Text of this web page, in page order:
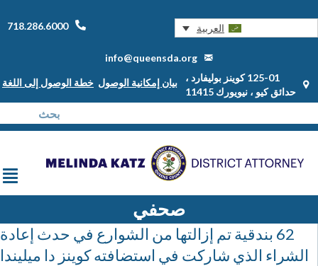
العربية 718.286.6000
info@queensda.org
125-01 كوينز بوليفارد ،
حدائق كيو ، نيويورك 11415
بيان إمكانية الوصول خطة الوصول إلى اللغة
صحفي
62 بندقية تم إزالتها من الشوارع في حدث إعادة
الشراء الذي شاركت في استضافته كوينز دا ميليندا